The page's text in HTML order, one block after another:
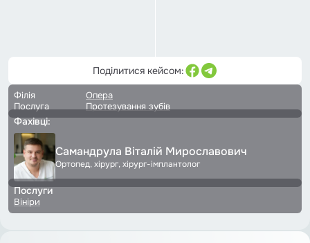
Поділитися кейсом:
Філія
Опера
Послуга
Протезування зубів
Фахівці:
Самандрула Віталій Мирославович
Ортопед, хірург, хірург-імплантолог
Послуги
Вініри